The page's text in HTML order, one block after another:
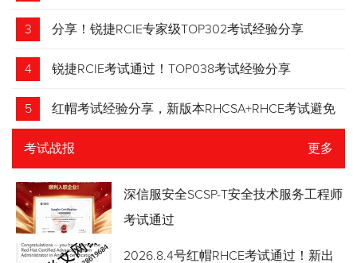
3 分享！锐捷RCIE专家级TOP302考试经验分享
4 锐捷RCIE考试通过！TOP038考试经验分享
5 红帽考试经验分享，新版本RHCSA+RHCE考试避免
踩坑
考试战报 更多
深信服安全SCSP-T安全技术服务工程师
考试通过
2026.8.4号红帽RHCE考试通过！新出